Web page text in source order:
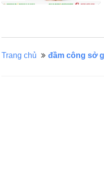
Trang chủ đầm công sở